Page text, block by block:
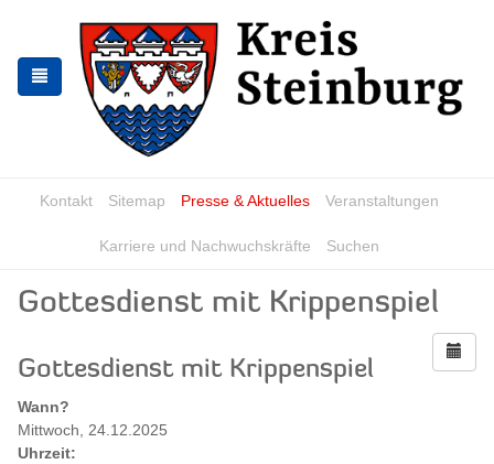
springen
springen
Kontakt Sitemap Presse & Aktuelles Veranstaltungen
Karriere und Nachwuchskräfte Suchen
Gottesdienst mit Krippenspiel
Gottesdienst mit Krippenspiel
Wann?
Mittwoch, 24.12.2025
Uhrzeit: